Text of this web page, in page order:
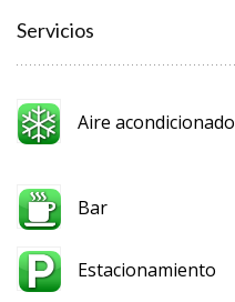
Servicios
Aire acondicionado
Bar
Estacionamiento